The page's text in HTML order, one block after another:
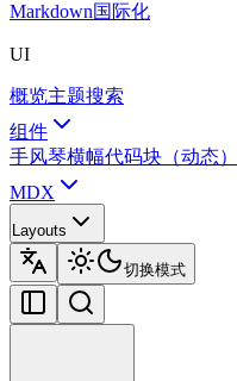
Markdown国际化
UI
概览主题搜索
组件
手风琴横幅代码块（动态）
MDX
Layouts
切换模式